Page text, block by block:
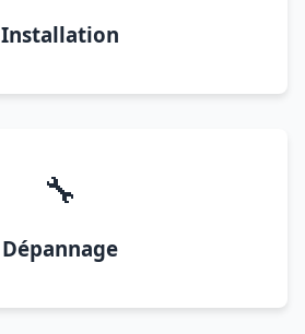
Installation
🔧
Dépannage